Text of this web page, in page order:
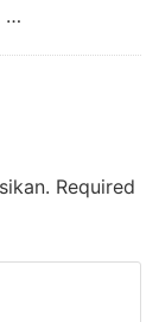
…
Required